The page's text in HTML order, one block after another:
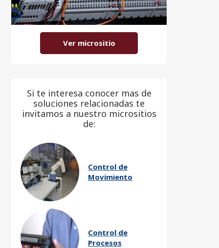
Ver micrositio
Si te interesa conocer mas de
soluciones relacionadas te
invitamos a nuestro micrositios
de:
Control de
Movimiento
Control de
Procesos